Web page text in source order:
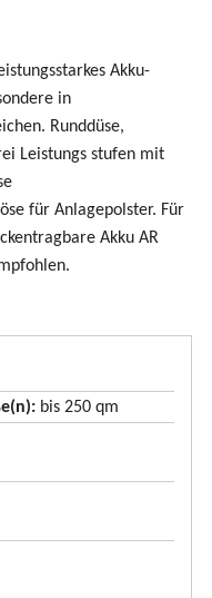
Akku-
in
Runddüse,
Leistungs stufen mit
für Anlagepolster. Für
Akku AR
bis 250 qm